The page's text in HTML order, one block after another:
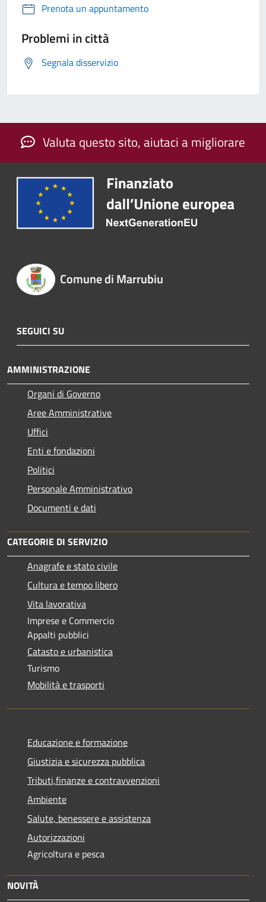
Prenota un appuntamento
Problemi in città
Segnala disservizio
Valuta questo sito, aiutaci a migliorare
Comune di Marrubiu
SEGUICI SU
AMMINISTRAZIONE
Organi di Governo
Aree Amministrative
Uffici
Enti e fondazioni
Politici
Personale Amministrativo
Documenti e dati
CATEGORIE DI SERVIZIO
Anagrafe e stato civile
Cultura e tempo libero
Vita lavorativa
Imprese e Commercio
Appalti pubblici
Catasto e urbanistica
Turismo
Mobilità e trasporti
Educazione e formazione
Giustizia e sicurezza pubblica
Tributi,finanze e contravvenzioni
Ambiente
Salute, benessere e assistenza
Autorizzazioni
Agricoltura e pesca
NOVITÀ